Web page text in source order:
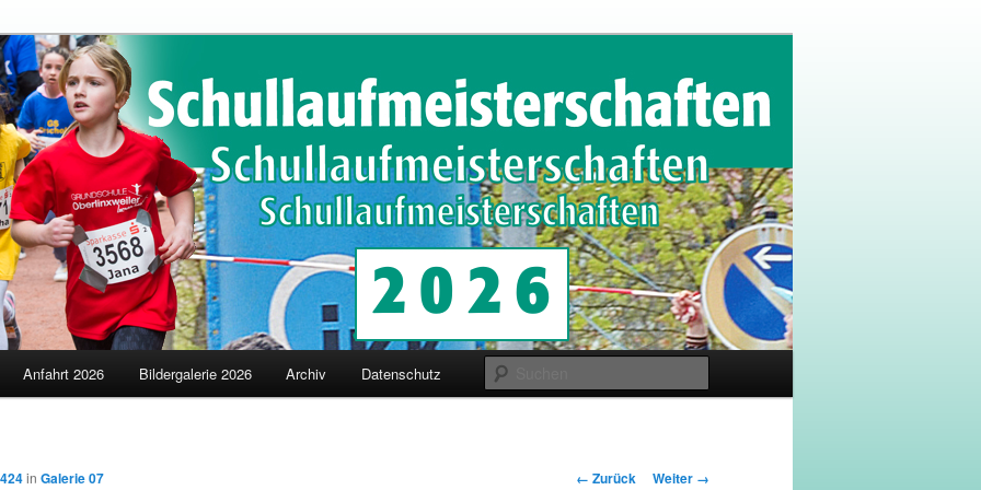
in Merzig
Anfahrt 2026 Bildergalerie 2026 Archiv Datenschutz
Bilder-
← Zurück Weiter →
in Galerie 07